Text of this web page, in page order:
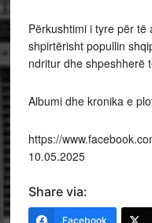
Përkushtimi i tyre për
shpirtërisht popullin
ndritur dhe shpeshherë
Albumi dhe kronika e
https://
10.05.2025
Share via:
Facebook